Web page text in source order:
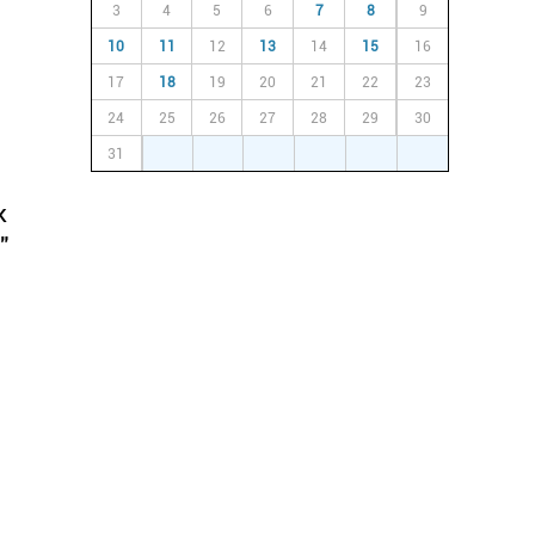
3 4 5 6 7 8 9
10 11 12 13 14 15 16
17 18 19 20 21 22 23
24 25 26 27 28 29 30
31